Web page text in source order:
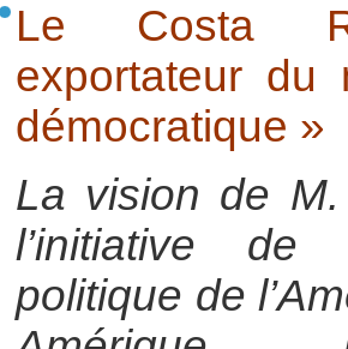
Le Costa
exportateur
démocratique »
La vision de
l’initiative
politique de